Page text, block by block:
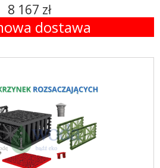
8 167 zł
dostawa